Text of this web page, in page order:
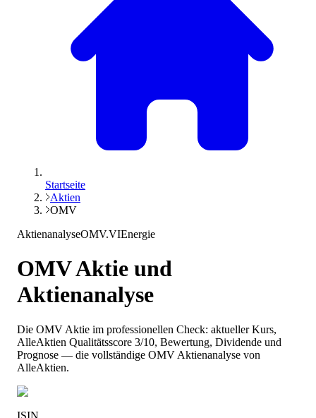
Startseite
Aktien
OMV
AktienanalyseOMV.VIEnergie
OMVAktie und
Aktienanalyse
Die OMV Aktie im professionellen Check: aktueller Kurs,
AlleAktien Qualitätsscore 3/10, Bewertung, Dividende und
Prognose — die vollständige OMV Aktienanalyse von
AlleAktien.
ISIN